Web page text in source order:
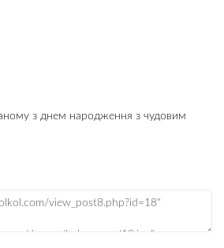
з днем народження з чудовим